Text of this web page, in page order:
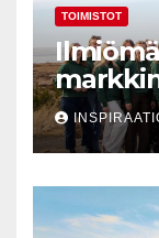
TOIMISTOT
Valve